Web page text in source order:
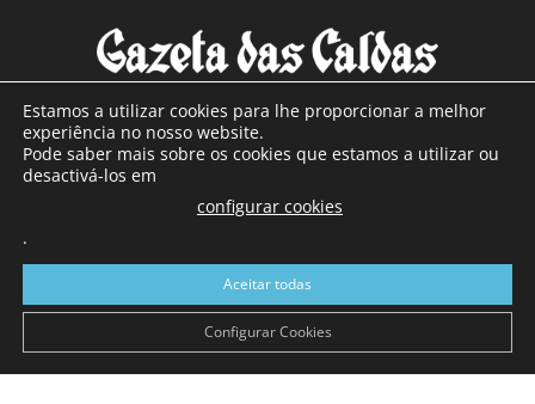
SOBRE NÓS
Com sede nas Caldas da Rainha e mais de 90 anos de
a sul de distrito de Leiria, com mais de 40.000 leitores por
toda a região Oeste. Jornal com distribuição em Portugal
Continental e assinatura online.
Estamos a utilizar cookies para lhe proporcionar a melhor
experiência no nosso website.
Pode saber mais sobre os cookies que estamos a utilizar ou
desactivá-los em
configurar cookies
.
Aceitar todas
Configurar Cookies